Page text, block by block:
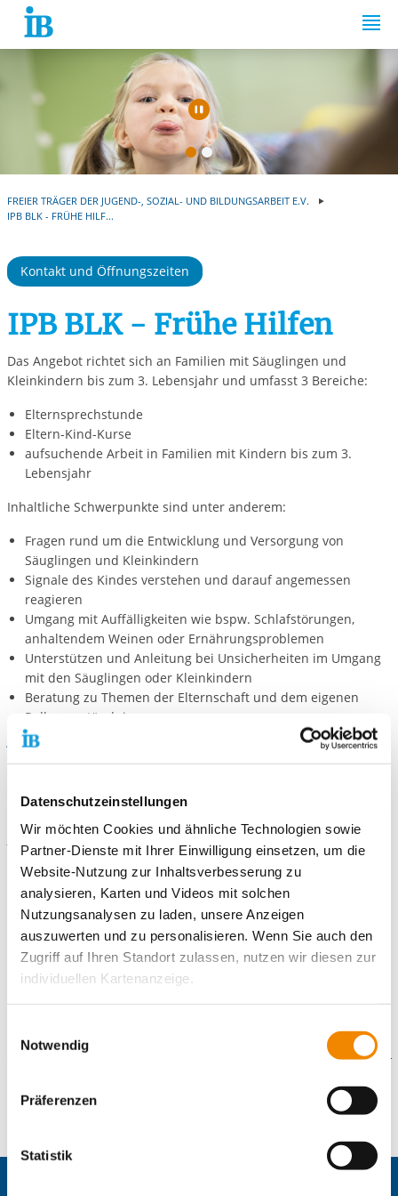
Datenschutzeinstellungen
Wir möchten Cookies und ähnliche Technologien sowie
Partner-Dienste mit Ihrer Einwilligung einsetzen, um die
Website-Nutzung zur Inhaltsverbesserung zu
analysieren, Karten und Videos mit solchen
Nutzungsanalysen zu laden, unsere Anzeigen
auszuwerten und zu personalisieren. Wenn Sie auch den
Zugriff auf Ihren Standort zulassen, nutzen wir diesen zur
individuellen Kartenanzeige.
unsere Partner Daten wie Ihre IP-Adresse und
verarbeiten diese zusammen mit Daten von anderen
Websites. Die Partner erkennen mitunter auch, wenn Sie
zum Website-Besuch verschiedene Geräte verwenden,
kann die Datenübertragung in Drittländer (insb. die USA)
nicht ausgeschlossen werden. Dort ist kein der EU
Notwendig
Präferenzen
Statistik
Springe zum Inhalt
Automatische
FREIER TRÄGER DER JUGEND-, SOZIAL- UND BILDUNGSARBEIT E.V.
IPB BLK - FRÜHE HILF...
Kontakt und Öffnungszeiten
IPB BLK - Frühe Hilfen
Das Angebot richtet sich an Familien mit Säuglingen und
Kleinkindern bis zum 3. Lebensjahr und umfasst 3 Bereiche:
Elternsprechstunde
Eltern-Kind-Kurse
aufsuchende Arbeit in Familien mit Kindern bis zum 3.
Lebensjahr
Inhaltliche Schwerpunkte sind unter anderem:
Fragen rund um die Entwicklung und Versorgung von
Säuglingen und Kleinkindern
Signale des Kindes verstehen und darauf angemessen
reagieren
Umgang mit Auffälligkeiten wie bspw. Schlafstörungen,
anhaltendem Weinen oder Ernährungsproblemen
Unterstützen und Anleitung bei Unsicherheiten im Umgang
mit den Säuglingen oder Kleinkindern
Beratung zu Themen der Elternschaft und dem eigenen
Rollenverständnis
Weitere Informationen
Startseite IB Burgenlandkreis
Gefördert durch
Kontaktformular
) gekennzeichneten Felder sind
Pflichtfelder.